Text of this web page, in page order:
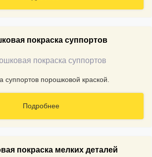
покраска суппортов
суппортов порошковой краской.
Подробнее
покраска мелких деталей